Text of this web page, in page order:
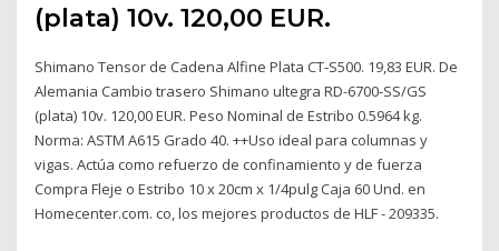
(plata) 10v. 120,00 EUR.
Shimano Tensor de Cadena Alfine Plata CT-S500. 19,83 EUR. De
Alemania Cambio trasero Shimano ultegra RD-6700-SS/GS
(plata) 10v. 120,00 EUR. Peso Nominal de Estribo 0.5964 kg.
Norma: ASTM A615 Grado 40. ++Uso ideal para columnas y
vigas. Actúa como refuerzo de confinamiento y de fuerza
Compra Fleje o Estribo 10 x 20cm x 1/4pulg Caja 60 Und. en
Homecenter.com. co, los mejores productos de HLF - 209335.